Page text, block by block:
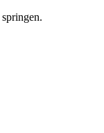
springen.